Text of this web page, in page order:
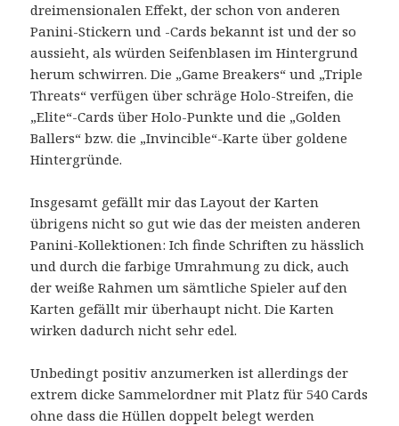
dreimensionalen Effekt, der schon von anderen
Panini-Stickern und -Cards bekannt ist und der so
aussieht, als würden Seifenblasen im Hintergrund
herum schwirren. Die „Game Breakers“ und „Triple
Threats“ verfügen über schräge Holo-Streifen, die
„Elite“-Cards über Holo-Punkte und die „Golden
Ballers“ bzw. die „Invincible“-Karte über goldene
Hintergründe.
Insgesamt gefällt mir das Layout der Karten
übrigens nicht so gut wie das der meisten anderen
Panini-Kollektionen: Ich finde Schriften zu hässlich
und durch die farbige Umrahmung zu dick, auch
der weiße Rahmen um sämtliche Spieler auf den
Karten gefällt mir überhaupt nicht. Die Karten
wirken dadurch nicht sehr edel.
Unbedingt positiv anzumerken ist allerdings der
extrem dicke Sammelordner mit Platz für 540 Cards
ohne dass die Hüllen doppelt belegt werden